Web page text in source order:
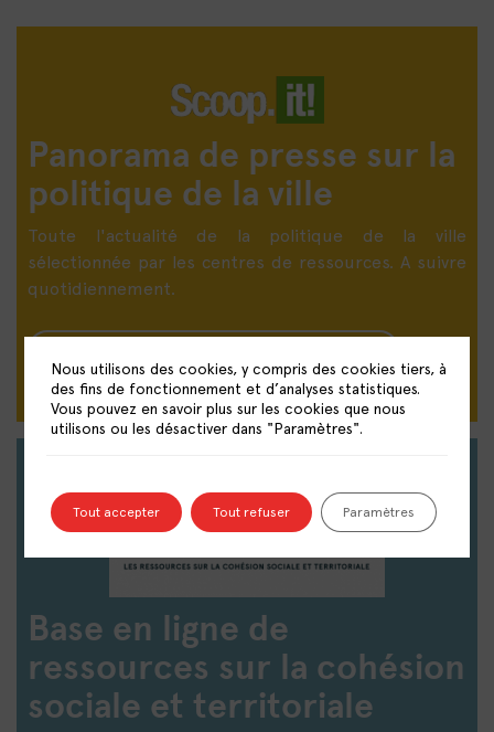
Panorama de presse sur la
politique de la ville
Toute l'actualité de la politique de la ville
sélectionnée par les centres de ressources. A suivre
quotidiennement.
Base en ligne de
ressources sur la cohésion
sociale et territoriale
Nous utilisons des cookies, y compris des cookies tiers, à
des fins de fonctionnement et d’analyses statistiques.
Vous pouvez en savoir plus sur les cookies que nous
utilisons ou les désactiver dans "Paramètres".
Tout accepter Tout refuser Paramètres